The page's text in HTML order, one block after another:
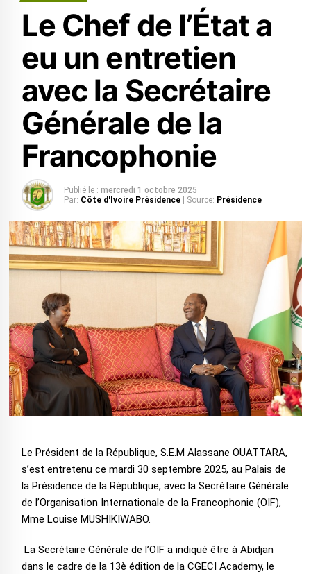
Le Chef de l’État a
eu un entretien
avec la Secrétaire
Générale de la
Francophonie
Publié le : mercredi 1 octobre 2025
Par: Côte d'Ivoire Présidence | Source: Présidence
Le Président de la République, S.E.M Alassane OUATTARA,
s’est entretenu ce mardi 30 septembre 2025, au Palais de
la Présidence de la République, avec la Secrétaire Générale
de l’Organisation Internationale de la Francophonie (OIF),
Mme Louise MUSHIKIWABO.
La Secrétaire Générale de l’OIF a indiqué être à Abidjan
dans le cadre de la 13è édition de la CGECI Academy, le